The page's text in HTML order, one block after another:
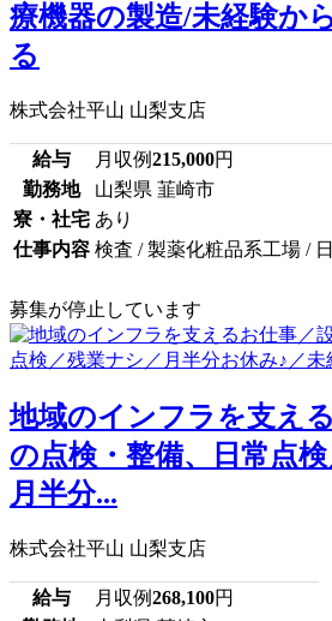
療機器の製造/未経験か
る
株式会社平山 山梨支店
給与 月収例215,000円
勤務地
山梨県 韮崎市
寮・社宅 あり
仕事内容 検査 / 製薬化粧品系工場 /
募集が停止しています
地域のインフラを支え
の点検・整備、日常点
月半分...
株式会社平山 山梨支店
給与 月収例268,100円